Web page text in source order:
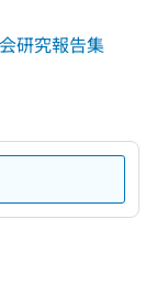
研究報告集